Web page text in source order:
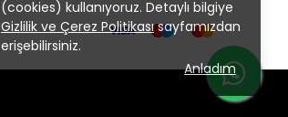
(cookies) kullanıyoruz. Detaylı bilgiye
Gizlilik ve Çerez Politikasısayfamızdan
erişebilirsiniz.
Anladım